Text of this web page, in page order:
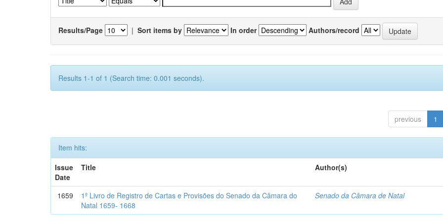
Results/Page | Sort items by In order Authors/record
Results 1-1 of 1 (Search time: 0.001 seconds).
previous 1
Item hits:
Issue
Date
Title Author(s)
1659
1º Livro de Registro de Cartas e Provisões do Senado da Câmara do
Natal 1659- 1668
Senado da Câmara de Natal